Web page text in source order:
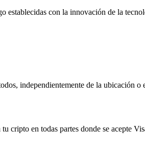
establecidas con la innovación de la
independientemente de la ubicación
cripto en todas partes donde se acepte